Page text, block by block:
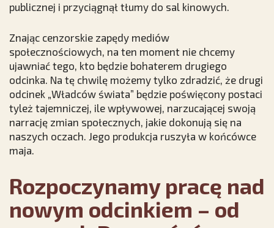
publicznej i przyciągnął tłumy do sal kinowych.
Znając cenzorskie zapędy mediów
społecznościowych, na ten moment nie chcemy
ujawniać tego, kto będzie bohaterem drugiego
odcinka. Na tę chwilę możemy tylko zdradzić, że drugi
odcinek „Władców świata” będzie poświęcony postaci
tyleż tajemniczej, ile wpływowej, narzucającej swoją
narrację zmian społecznych, jakie dokonują się na
naszych oczach. Jego produkcja ruszyła w końcówce
maja.
Rozpoczynamy pracę nad
nowym odcinkiem – od